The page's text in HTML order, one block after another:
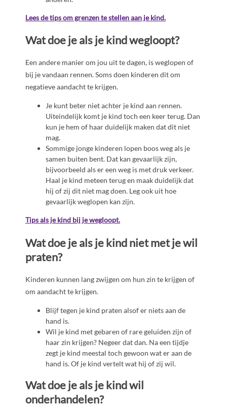
Lees de tips om grenzen te stellen aan je kind.
Wat doe je als je kind wegloopt?
Een andere manier om jou uit te dagen, is weglopen of
bij je vandaan rennen. Soms doen kinderen dit om
negatieve aandacht te krijgen.
Je kunt beter niet achter je kind aan rennen.
Uiteindelijk komt je kind toch een keer terug. Dan
kun je hem of haar duidelijk maken dat dit niet
mag.
Sommige jonge kinderen lopen boos weg als je
samen buiten bent. Dat kan gevaarlijk zijn,
bijvoorbeeld als er een weg is met druk verkeer.
Haal je kind meteen terug en maak duidelijk dat
hij of zij dit niet mag doen. Leg ook uit hoe
gevaarlijk weglopen kan zijn.
Tips als je kind bij je wegloopt.
Wat doe je als je kind niet met je wil
praten?
Kinderen kunnen lang zwijgen om hun zin te krijgen of
om aandacht te krijgen.
Blijf tegen je kind praten alsof er niets aan de
hand is.
Wil je kind met gebaren of rare geluiden zijn of
haar zin krijgen? Negeer dat dan. Na een tijdje
zegt je kind meestal toch gewoon wat er aan de
hand is. Of je kind vertelt wat hij of zij wil.
Wat doe je als je kind wil
onderhandelen?